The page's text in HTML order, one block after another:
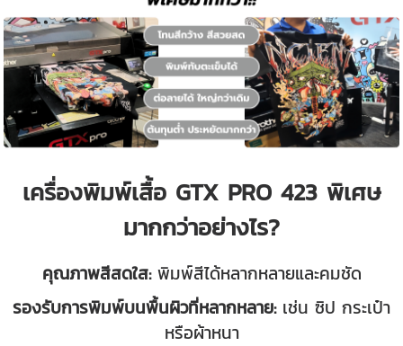
เครื่องพิมพ์เสื้อ GTX PRO 423 พิเศษ
มากกว่าอย่างไร?
คุณภาพสีสดใส:พิมพ์สีได้หลากหลายและคมชัด
รองรับการพิมพ์บนพื้นผิวที่หลากหลาย:เช่น ซิป กระเป๋า
หรือผ้าหนา